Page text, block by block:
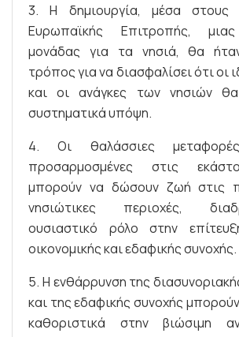
3. Η δημιουργία, μέσα στους
Ευρωπαϊκής Επιτροπής, μιας
μονάδας για τα νησιά, θα
τρόπος για να διασφαλίσει ότι οι
και οι ανάγκες των νησιών θα
συστηματικά υπόψη.
4. Οι θαλάσσιες
προσαρμοσμένες στις
μπορούν να δώσουν ζωή στις
νησιώτικες περιοχές,
ουσιαστικό ρόλο στην
οικονομικής και εδαφικής συνοχής.
5. Η ενθάρρυνση της
και της εδαφικής συνοχής
καθοριστικά στην βιώσιμη